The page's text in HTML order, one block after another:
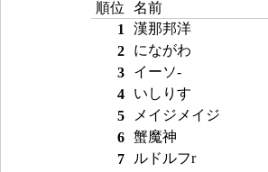
順位 名前
1
漢那邦洋
2
にながわ
3
イーソ-
4
いしりす
5
メイジメイジ
6
蟹魔神
7
ルドルフr